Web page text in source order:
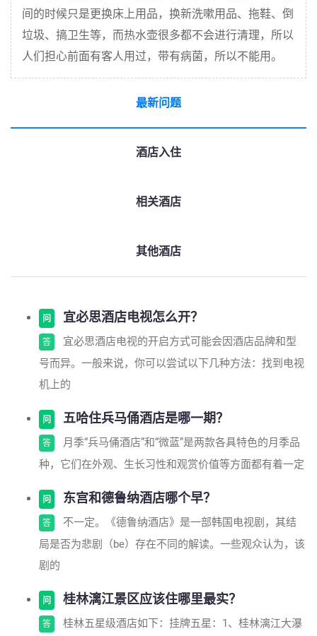
间的时候只是更换床上用品，换新洗嗽用品、拖鞋、倒
垃圾、搞卫生等，而热水壶很多都不会进行清理，所以
人们担心前面有客人用过，带有病菌，所以不能用。
最新问题
酒店入住
相关酒店
其他酒店
问 宜必思酒店电视怎么开？
答
宜必思酒店电视的开启方式可能会因酒店品牌和型
号而异。一般来说，你可以尝试以下几种方法：找到电视
机上的
问 五哈住兵马俑酒店是哪一期？
答
月季“兵马俑酒店”和“微蓝”是两款各具特色的月季品
种，它们在外观、生长习性和观赏价值等方面都有着一定
问 东宫和德鲁纳酒店哪个早？
答
不一定。《德鲁纳酒店》是一部韩国电视剧，其结
局是否为悲剧（be）存在不同的解读。一些观众认为，该
剧的
问 桂林漓江景区应该住哪里最实？
答 桂林五星级酒店如下：挂牌五星：1、桂林漓江大瀑